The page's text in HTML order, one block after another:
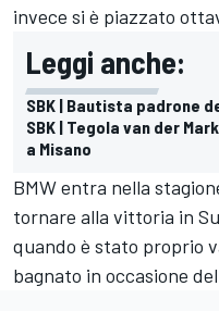
invece si è piazzato
Leggi anche:
SBK | Bautista padrone
SBK | Tegola van der
a Misano
BMW entra nella
tornare alla vittoria in
quando è stato proprio
bagnato in occasione